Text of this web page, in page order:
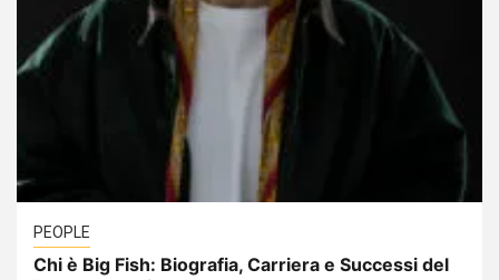
PEOPLE
Chi è Big Fish: Biografia, Carriera e Successi del